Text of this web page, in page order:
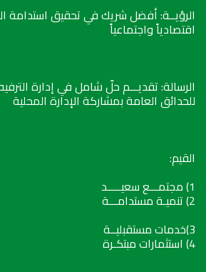
الرؤيــة: أفضل شريك في تحقيق استدامة
اقتصادياً واجتماعياً
الرسالة: تقديـــم حلّ شامل في إدارة
للحدائق العامة بمشاركة الإدارة المحلية
القيم:
1) مجتمـــع سعيـــــد
2) تنميـة مستدامـــة
3)خدمات مستقبليــة
4) استثمارات مبتكـرة